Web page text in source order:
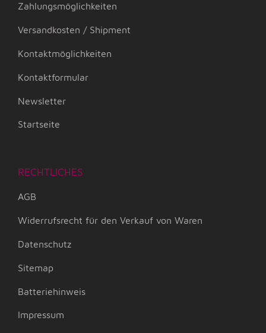
Zahlungsmöglichkeiten
Versandkosten / Shipment
Kontaktmöglichkeiten
Kontaktformular
Newsletter
Startseite
RECHTLICHES
AGB
Widerrufsrecht für den Verkauf von Waren
Datenschutz
Sitemap
Batteriehinweis
Impressum